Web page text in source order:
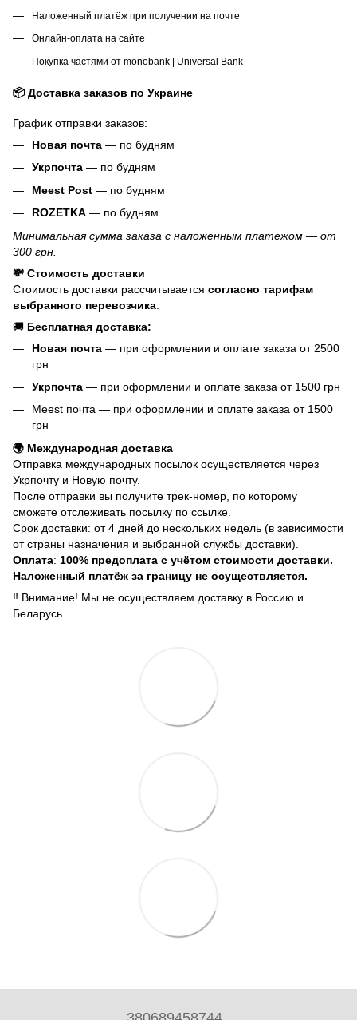
Наложенный платёж при получении на почте
Онлайн-оплата на сайте
Покупка частями от monobank | Universal Bank
📦 Доставка заказов по Украине
График отправки заказов:
Новая почта — по будням
Укрпочта — по будням
Meest Post — по будням
ROZETKA — по будням
Минимальная сумма заказа с наложенным платежом — от
300 грн.
💸 Стоимость доставки
Стоимость доставки рассчитывается согласно тарифам
выбранного перевозчика
🚚 Бесплатная доставка:
Новая почта — при оформлении и оплате заказа от 2500
грн
Укрпочта — при оформлении и оплате заказа от 1500 грн
Meest почта — при оформлении и оплате заказа от 1500
грн
🌍 Международная доставка
Отправка международных посылок осуществляется через
Укрпочту и Новую почту.
После отправки вы получите трек-номер, по которому
сможете отслеживать посылку по ссылке.
Срок доставки: от 4 дней до нескольких недель (в зависимости
от страны назначения и выбранной службы доставки).
Оплата: 100% предоплата с учётом стоимости доставки.
Наложенный платёж за границу не осуществляется.
‼️ Внимание! Мы не осуществляем доставку в Россию и
Беларусь.